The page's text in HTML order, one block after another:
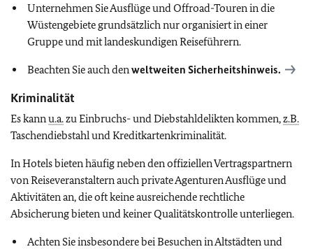
Unternehmen Sie Ausflüge und Offroad-Touren in die
Wüstengebiete grundsätzlich nur organisiert in einer
Gruppe und mit landeskundigen Reiseführern.
Beachten Sie auch denweltweiten Sicherheitshinweis.
Kriminalität
Es kannu.a.zu Einbruchs- und Diebstahldelikten kommen,z.B.
Taschendiebstahl und Kreditkartenkriminalität.
In Hotels bieten häufig neben den offiziellen Vertragspartnern
von Reiseveranstaltern auch private Agenturen Ausflüge und
Aktivitäten an, die oft keine ausreichende rechtliche
Absicherung bieten und keiner Qualitätskontrolle unterliegen.
Achten Sie insbesondere bei Besuchen in Altstädten und